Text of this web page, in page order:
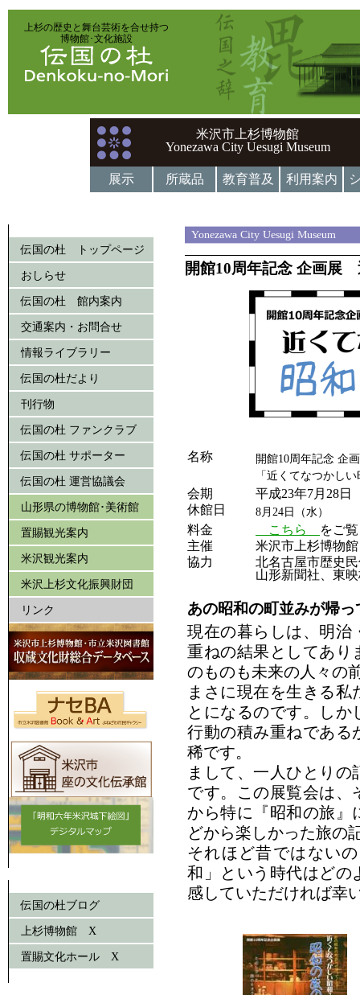
上杉の歴史と舞台芸術を合せ持つ
博物館･文化施設
米沢市上杉博物館
Yonezawa City Uesugi Museum
展示 所蔵品 教育普及 利用案内
伝国の杜 トップページ
おしらせ
伝国の杜 館内案内
交通案内・お問合せ
情報ライブラリー
伝国の杜だより
刊行物
伝国の杜 ファンクラブ
伝国の杜 サポーター
伝国の杜 運営協議会
山形県の博物館･美術館
置賜観光案内
米沢観光案内
米沢上杉文化振興財団
リンク
伝国の杜ブログ
上杉博物館 X
置賜文化ホール X
Yonezawa City Uesugi Museum
開館10周年記念 企画展
名称
開館10周年記念 企
「近くてなつかし
会期
平成23年7月28日
休館日
8月24日（水）
料金 こちら
をご
主催
米沢市上杉博物館
協力
北名古屋市歴史
山形新聞社、東
あの昭和の町並みが帰っ
現在の暮らしは、明治
重ねの結果としてあり
のものも未来の人々の
まさに現在を生きる
とになるのです。し
行動の積み重ねである
稀です。
まして、一人ひとり
です。この展覧会は、
から特に『昭和の旅』
どから楽しかった旅の
それほど昔ではない
和」という時代はどの
感していただければ幸